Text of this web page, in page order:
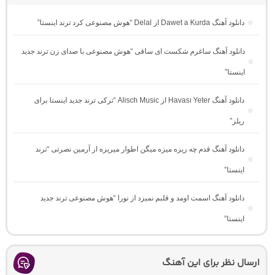
دانلود آهنگ Dawet a Kurda از Delal “هوش مصنوعی کرد ترند اینستا”
دانلود آهنگ ساغرم شکست ای ساقی “هوش مصنوعی با صدای زن ترند جدید
اینستا”
دانلود آهنگ Havası Yeter از Alisch Music “ترکی ترند جدید اینستا برای
ریلز”
دانلود آهنگ ﻗﺪم ﭼﻪ رﻳﺰه ﻣﻴﺰه ﻣﻴﮕﻦ اﻃﻮار ﻣﻴﺮﻳﺰه از آرمین نصرتی “ترند
اینستا”
دانلود آهنگ اسمت اومد و قلبم نمیزد از نورا “هوش مصنوعی ترند جدید
اینستا”
ارسال نظر برای این آهنگ